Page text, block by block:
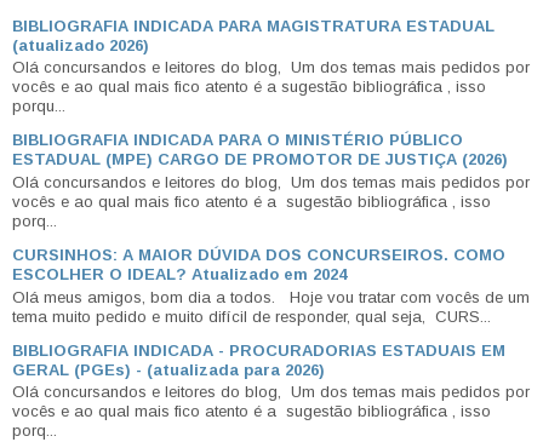
BIBLIOGRAFIA INDICADA PARA MAGISTRATURA ESTADUAL
(atualizado 2026)
Olá concursandos e leitores do blog, Um dos temas mais pedidos por
vocês e ao qual mais fico atento é a sugestão bibliográfica , isso
porqu...
BIBLIOGRAFIA INDICADA PARA O MINISTÉRIO PÚBLICO
ESTADUAL (MPE) CARGO DE PROMOTOR DE JUSTIÇA (2026)
Olá concursandos e leitores do blog, Um dos temas mais pedidos por
vocês e ao qual mais fico atento é a sugestão bibliográfica , isso
porq...
CURSINHOS: A MAIOR DÚVIDA DOS CONCURSEIROS. COMO
ESCOLHER O IDEAL? Atualizado em 2024
Olá meus amigos, bom dia a todos. Hoje vou tratar com vocês de um
tema muito pedido e muito difícil de responder, qual seja, CURS...
BIBLIOGRAFIA INDICADA - PROCURADORIAS ESTADUAIS EM
GERAL (PGEs) - (atualizada para 2026)
Olá concursandos e leitores do blog, Um dos temas mais pedidos por
vocês e ao qual mais fico atento é a sugestão bibliográfica , isso
porq...